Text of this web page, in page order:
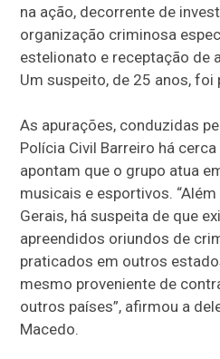
na ação, decorrente de
organização criminosa
estelionato e receptação de
Um suspeito, de 25 anos,
As apurações, conduzidas
Polícia Civil Barreiro há
apontam que o grupo atua
musicais e esportivos.
Gerais, há suspeita de que
apreendidos oriundos de
praticados em outros
mesmo proveniente de
outros países”, afirmou a
Macedo.